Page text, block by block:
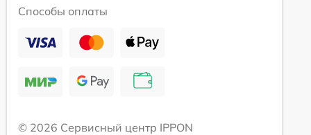
Способы оплаты
© 2026 Сервисный центр IPPON